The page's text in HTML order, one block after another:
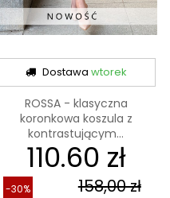
Dostawa wtorek
ROSSA - klasyczna
koronkowa koszula z
kontrastującym...
110.60 zł
158,00 zł
-30%